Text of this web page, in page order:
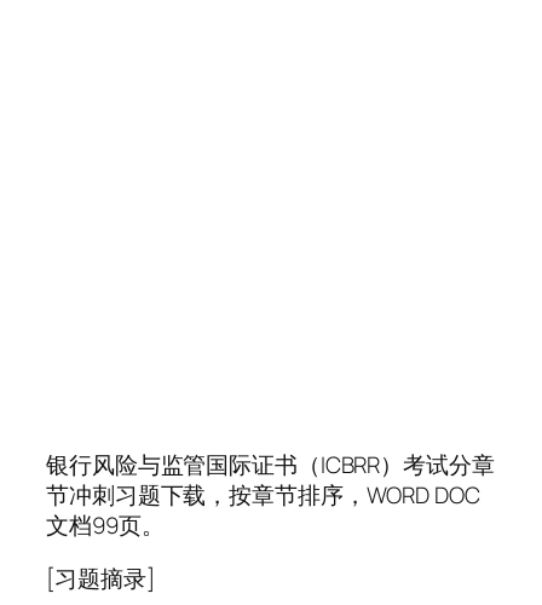
银行风险与监管国际证书（ICBRR）考试分章
节冲刺习题下载，按章节排序，WORD DOC
文档99页。
[习题摘录]